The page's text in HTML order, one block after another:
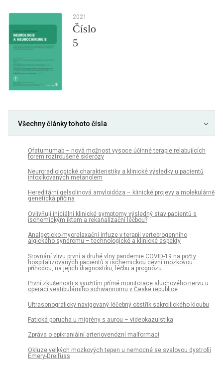
2021
Číslo
5
Všechny články tohoto čísla
Ofatumumab – nová možnost vysoce účinné terapie relabujících
forem roztroušené sklerózy
Neuroradiologické charakteristiky a klinické výsledky u pacientů
intoxikovaných metanolem
Hereditární gelsolinová amyloidóza – klinické projevy a molekulárně
genetická příčina
Ovlivňují iniciální klinické symptomy výsledný stav pacientů s
ischemickým iktem a rekanalizační léčbou?
Analgeticko-myorelaxační infuze v terapii vertebrogenního
algického syndromu – technologické a klinické aspekty
Srovnání vlivu první a druhé vlny pandemie COVID-19 na počty
hospitalizovaných pacientů s ischemickou cévní mozkovou
příhodou, na jejich diagnostiku, léčbu a prognózu
První zkušenosti s využitím přímé monitorace sluchového nervu u
operací vestibulárního schwannomu v České republice
Ultrasonograficky navigovaný léčebný obstřik sakroilického kloubu
Fatická porucha u migrény s aurou – videokazuistika
Zpráva o epikraniální arteriovenózní malformaci
Okluze velkých mozkových tepen u nemocné se svalovou dystrofií
Emery-Dreifuss